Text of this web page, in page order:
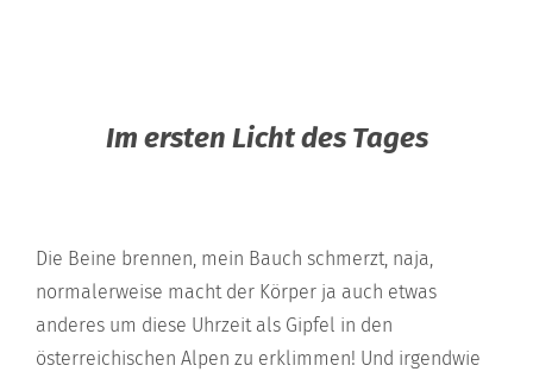
Im ersten Licht des Tages
Die Beine brennen, mein Bauch schmerzt, naja,
normalerweise macht der Körper ja auch etwas
anderes um diese Uhrzeit als Gipfel in den
österreichischen Alpen zu erklimmen! Und irgendwie